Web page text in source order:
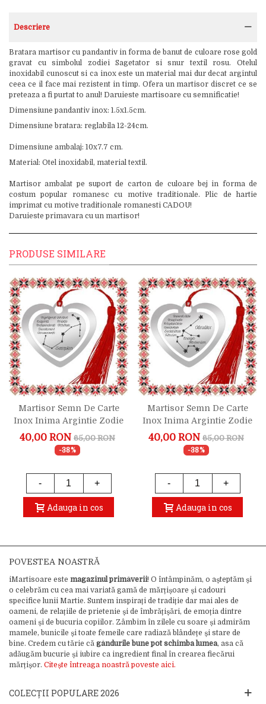
Descriere
Bratara martisor cu pandantiv in forma de banut de culoare rose gold
gravat cu simbolul zodiei Sagetator si snur textil rosu. Otelul
inoxidabil cunoscut si ca inox este un material mai dur decat argintul
ceea ce il face mai rezistent in timp. Ofera un martisor discret ce se
preteaza a fi purtat to anul! Daruieste martisoare cu semnificatie!
Dimensiune pandantiv inox: 1.5x1.5cm.
Dimensiune bratara: reglabila 12-24cm.
Dimensiune ambalaj: 10x7.7 cm.
Material: Otel inoxidabil, material textil.
Martisor ambalat pe suport de carton de culoare bej in forma de
costum popular romanesc cu motive traditionale. Plic de hartie
imprimat cu motive traditionale romanesti CADOU!
Daruieste primavara cu un martisor!
PRODUSE SIMILARE
Martisor Semn De Carte
Inox Inima Argintie Zodie
Scorpion
40,00 RON 65,00 RON
-38%
- +
Adauga in cos
Martisor Semn De Carte
Inox Inima Argintie Zodie
Varsator
40,00 RON 65,00 RON
-38%
- +
Adauga in cos
POVESTEA NOASTRĂ
iMartisoare este magazinul primăverii! O întâmpinăm, o așteptăm și
o celebrăm cu cea mai variată gamă de mărțișoare și cadouri
specifice lunii Martie. Suntem inspirați de tradiție dar mai ales de
oameni, de relațiile de prietenie și de îmbrățișări, de emoția dintre
oameni și de bucuria copiilor. Zâmbim în zilele cu soare și admirăm
mamele, bunicile și toate femeile care radiază blândețe și stare de
bine. Credem cu tărie că gândurile bune pot schimba lumea, asa că
adăugăm bucurie și iubire ca ingredient final în crearea fiecărui
mărțișor. Citește întreaga noastră poveste aici.
COLECȚII POPULARE 2026